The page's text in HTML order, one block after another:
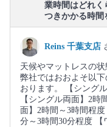
業時間はどれく
つきかかる時間
Reins 千葉支店
天候やマットレスの
弊社ではおおよそ以
おります。 【シング
【シングル両面】2
面】2時間～3時間程
分～3時間30分程度